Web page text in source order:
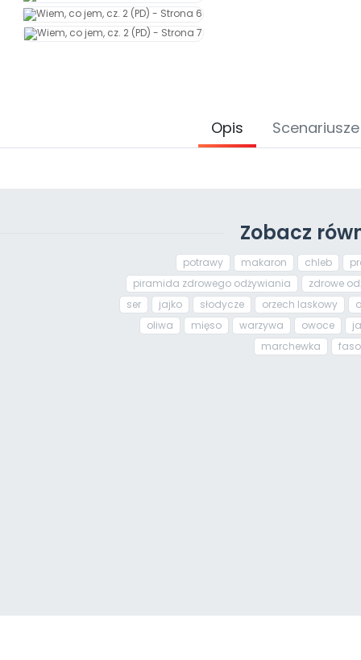
Opis
Zobacz
potrawy makaron chleb
piramida zdrowego odżywiania
zdrowe
ser
jajko słodycze orzech laskowy
oliwa
mięso warzywa owoce
marchewka